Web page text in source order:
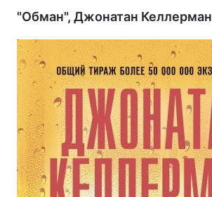
"Обман", Джонатан Келлерман